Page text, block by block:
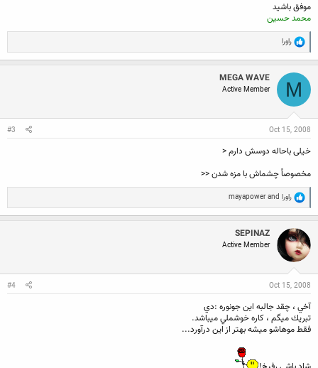
موفق باشيد
محمد حسين
R
e
a
c
i
o
n
:
راورا
M
MEGA WAVE
Active Member
Oct 15, 2008
#3
خیلی باحاله دوسش دارم <
مخصوصاً چشماش با مزه شدن <<
R
e
a
c
t
i
o
n
:
راورا mayapower
SEPINAZ
Active Member
Oct 15, 2008
#4
آخي ، چقد جالبه اين جونوره :دي
تبريك ميگم ، كاره خوشملي ميباشد.
فقط موهاشو ميشه بهتر از اين درآورد...